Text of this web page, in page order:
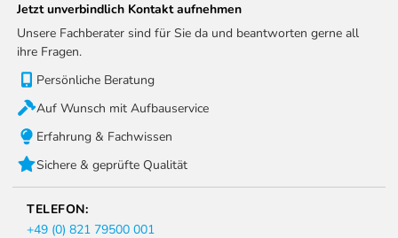
Jetzt anfragen
Jetzt unverbindlich Kontakt aufnehmen
Unsere Fachberater sind für Sie da und beantworten gerne all
ihre Fragen.
Persönliche Beratung
Auf Wunsch mit Aufbauservice
Erfahrung & Fachwissen
Sichere & geprüfte Qualität
TELEFON:
+49 (0) 821 79500 001